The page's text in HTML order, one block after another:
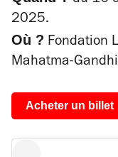
2025.
Où ? Fondation
Mahatma-
Acheter un billet